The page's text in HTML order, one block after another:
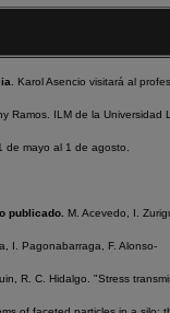
. Karol Asencio visitará al
Ramos. ILM de la Universidad
de mayo al 1 de agosto.
publicado. M. Acevedo, I.
I. Pagonabarraga, F. Alonso-
R. C. Hidalgo. "Stress